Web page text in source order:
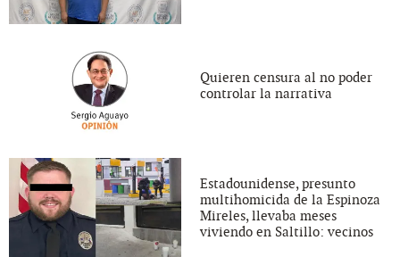
Quieren censura al no poder
controlar la narrativa
Estadounidense, presunto
multihomicida de la Espinoza
Mireles, llevaba meses
viviendo en Saltillo: vecinos